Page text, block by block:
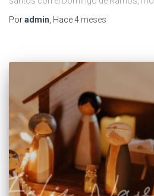
Poradmin, Hace4 meses